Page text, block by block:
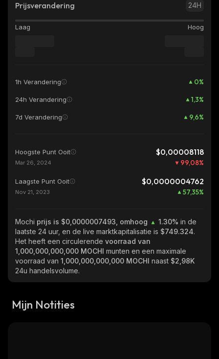
Prijsverandering 24H
Laag Hoog
1h Verandering 0%
24h Verandering 1,3%
7d Verandering 9,6%
Hoogste Punt Ooit $0,00008118
Mar 26, 2024 99,08%
Laagste Punt Ooit $0,0000004762
Nov 21, 2023 57,35%
Mochi prijs is $0,0000007493, omhoog 1.30% in de
laatste 24 uur, en de live marktkapitalisatie is $749.324.
Het heeft een circulerende voorraad van
1,000,000,000,000 MOCHI munten en een maximale
voorraad van 1,000,000,000,000 MOCHI naast $2,98K
24u handelsvolume.
Mijn Notities